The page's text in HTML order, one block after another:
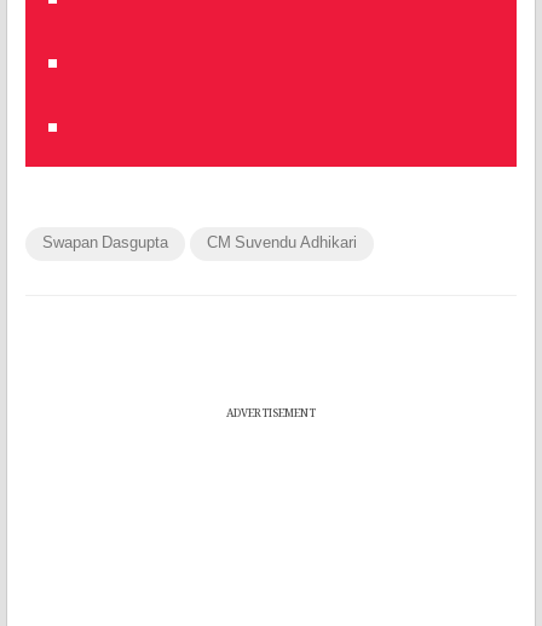
Swapan Dasgupta CM Suvendu Adhikari
ADVERTISEMENT